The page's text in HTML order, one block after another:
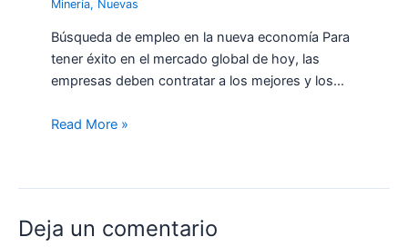
Minería, Nuevas
Búsqueda de empleo en la nueva economía Para
tener éxito en el mercado global de hoy, las
empresas deben contratar a los mejores y los…
Read More »
Deja un comentario